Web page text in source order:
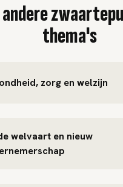
andere
thema's
zorg en welzijn
welvaart en nieuw